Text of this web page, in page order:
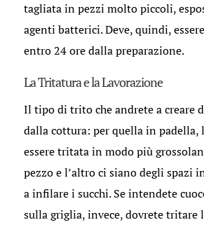
tagliata in pezzi molto piccoli,
agenti batterici. Deve, quindi,
entro 24 ore dalla preparazione.
La Tritatura e la Lavorazione
Il tipo di trito che andrete a creare
dalla cottura: per quella in padella,
essere tritata in modo più
pezzo e l’altro ci siano degli spazi
a infilare i succhi. Se intendete
sulla griglia, invece, dovrete tritare